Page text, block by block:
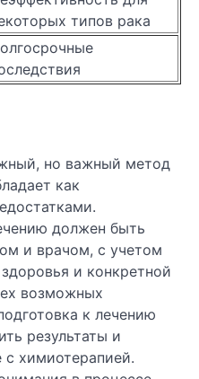
типов рака
но важный метод
как
должен быть
и врачом, с учетом
и конкретной
возможных
к лечению
результаты и
с химиотерапией.